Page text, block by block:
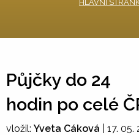
HLAVNÍ
Půjčky do 24
hodin po celé
vložil: Yveta Cáková 17. 05.